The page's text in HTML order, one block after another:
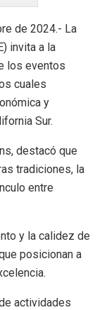
de 2024.- La
invita a la
los eventos
cuales
y
Sur.
destacó que
tradiciones, la
entre
y la calidez de
posicionan a
actividades